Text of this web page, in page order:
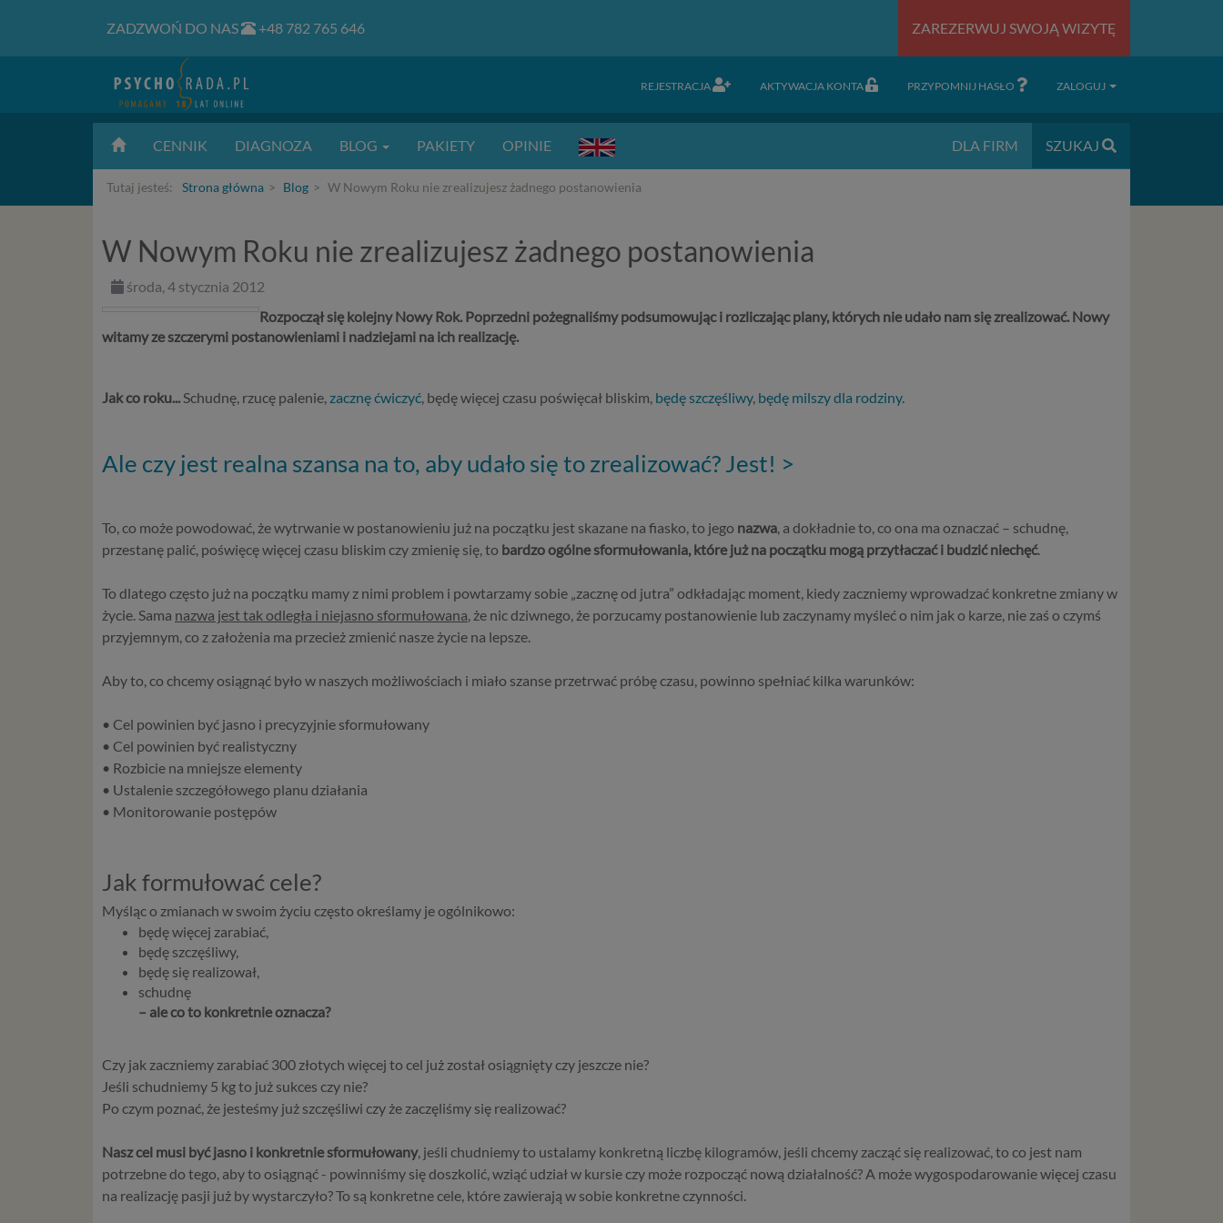
ZADZWOŃ DO NAS +48 782 765 646 ZAREZERWUJ SWOJĄ WIZYTĘ
REJESTRACJA AKTYWACJA KONTA PRZYPOMNIJ HASŁO ZALOGUJ
CENNIK DIAGNOZA BLOG PAKIETY OPINIE DLA FIRM SZUKAJ
Tutaj jesteś: Strona główna Blog W Nowym Roku nie zrealizujesz żadnego postanowienia
W Nowym Roku nie zrealizujesz żadnego postanowienia
środa, 4 stycznia 2012
Rozpoczął się kolejny Nowy Rok. Poprzedni pożegnaliśmy podsumowując i rozliczając plany, których nie udało nam się zrealizować. Nowy
witamy ze szczerymi postanowieniami i nadziejami na ich realizację.
Jak co roku...Schudnę, rzucę palenie, zacznę ćwiczyć, będę więcej czasu poświęcał bliskim, będę szczęśliwy, będę milszy dla rodziny.
Ale czy jest realna szansa na to, aby udało się to zrealizować? Jest! >
To, co może powodować, że wytrwanie w postanowieniu już na początku jest skazane na fiasko, to jego nazwa, a dokładnie to, co ona ma oznaczać – schudnę,
przestanę palić, poświęcę więcej czasu bliskim czy zmienię się, to bardzo ogólne sformułowania, które już na początku mogą przytłaczać i budzić niechęć.
To dlatego często już na początku mamy z nimi problem i powtarzamy sobie „zacznę od jutra” odkładając moment, kiedy zaczniemy wprowadzać konkretne zmiany w
życie. Sama nazwa jest tak odległa i niejasno sformułowana, że nic dziwnego, że porzucamy postanowienie lub zaczynamy myśleć o nim jak o karze, nie zaś o czymś
przyjemnym, co z założenia ma przecież zmienić nasze życie na lepsze.
Aby to, co chcemy osiągnąć było w naszych możliwościach i miało szanse przetrwać próbę czasu, powinno spełniać kilka warunków:
• Cel powinien być jasno i precyzyjnie sformułowany
• Cel powinien być realistyczny
• Rozbicie na mniejsze elementy
• Ustalenie szczegółowego planu działania
• Monitorowanie postępów
Jak formułować cele?
Myśląc o zmianach w swoim życiu często określamy je ogólnikowo:
będę więcej zarabiać,
będę szczęśliwy,
będę się realizował,
schudnę
– ale co to konkretnie oznacza?
Czy jak zaczniemy zarabiać 300 złotych więcej to cel już został osiągnięty czy jeszcze nie?
Jeśli schudniemy 5 kg to już sukces czy nie?
Po czym poznać, że jesteśmy już szczęśliwi czy że zaczęliśmy się realizować?
Nasz cel musi być jasno i konkretnie sformułowany, jeśli chudniemy to ustalamy konkretną liczbę kilogramów, jeśli chcemy zacząć się realizować, to co jest nam
potrzebne do tego, aby to osiągnąć - powinniśmy się doszkolić, wziąć udział w kursie czy może rozpocząć nową działalność? A może wygospodarowanie więcej czasu
na realizację pasji już by wystarczyło? To są konkretne cele, które zawierają w sobie konkretne czynności.